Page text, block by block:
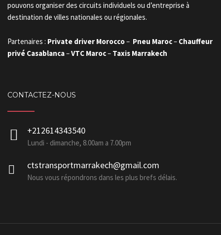
pouvons organiser des circuits individuels ou d’entreprise à
destination de villes nationales ou régionales.
Partenaires : Private driver Morocco– Pneu Maroc– Chauffeur
privé Casablanca–VTC Maroc– Taxis Marrakech
CONTACTEZ-NOUS
+212614343540
Lundi - dimanche, 8.00am a 7.00pm
ctstransportmarrakech@gmail.com
Nous vous répondrons dans les plus brefs délais.